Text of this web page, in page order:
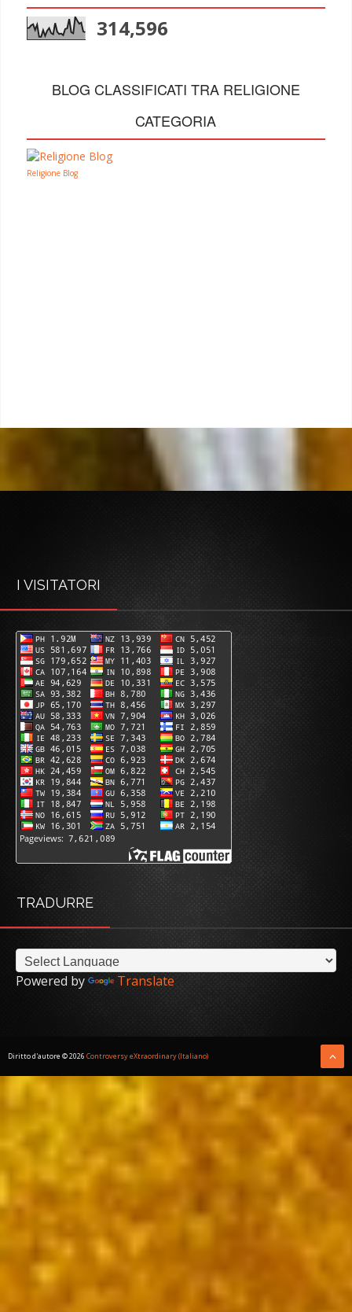
314,596
BLOG CLASSIFICATI TRA RELIGIONE
CATEGORIA
Religione Blog
I VISITATORI
TRADURRE
Powered by Translate
Diritto d'autore ©2026 Controversy eXtraordinary (Italiano)